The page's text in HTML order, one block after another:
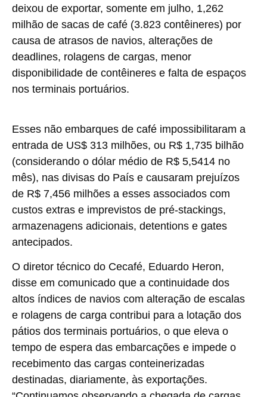
deixou de exportar, somente em julho, 1,262
milhão de sacas de café (3.823 contêineres) por
causa de atrasos de navios, alterações de
deadlines, rolagens de cargas, menor
disponibilidade de contêineres e falta de espaços
nos terminais portuários.
Esses não embarques de café impossibilitaram a
entrada de US$ 313 milhões, ou R$ 1,735 bilhão
(considerando o dólar médio de R$ 5,5414 no
mês), nas divisas do País e causaram prejuízos
de R$ 7,456 milhões a esses associados com
custos extras e imprevistos de pré-stackings,
armazenagens adicionais, detentions e gates
antecipados.
O diretor técnico do Cecafé, Eduardo Heron,
disse em comunicado que a continuidade dos
altos índices de navios com alteração de escalas
e rolagens de carga contribui para a lotação dos
pátios dos terminais portuários, o que eleva o
tempo de espera das embarcações e impede o
recebimento das cargas conteinerizadas
destinadas, diariamente, às exportações.